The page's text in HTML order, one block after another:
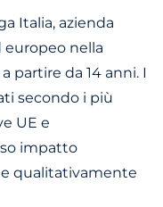
Italia, azienda
europeo nella
partire da 14 anni. I
secondo i più
UE e
impatto
qualitativamente